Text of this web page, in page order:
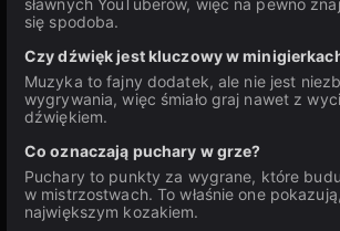
sławnych YouTuberów, więc na pewno
się spodoba.
Czy dźwięk jest kluczowy w
Muzyka to fajny dodatek, ale nie jest
wygrywania, więc śmiało graj nawet z
dźwiękiem.
Co oznaczają puchary w grze?
Puchary to punkty za wygrane, które
w mistrzostwach. To właśnie one
największym kozakiem.